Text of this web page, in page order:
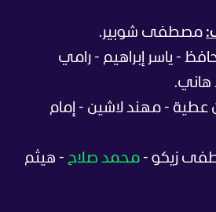
مصطفى شوبير.
- ياسر إبراهيم - رامي
هاني.
عطية - مهند لاشين - إمام
زيكو - محمد صلاح - هيثم